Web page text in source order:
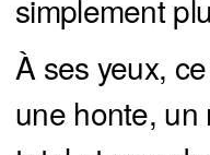
simplement
À ses yeux,
une honte, un